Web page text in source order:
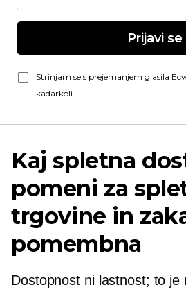
Prijavi se
Strinjam se s prejemanjem glasila
kadarkoli.
Kaj spletna
pomeni za
trgovine in
pomembna
Dostopnost ni lastnost; to je